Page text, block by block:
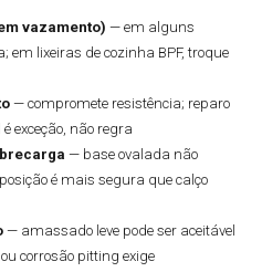
vazamento) — em alguns
em lixeiras de cozinha BPF, troque
— compromete resistência; reparo
exceção, não regra
— base ovalada não
é mais segura que calço
— amassado leve pode ser aceitável
corrosão pitting exige